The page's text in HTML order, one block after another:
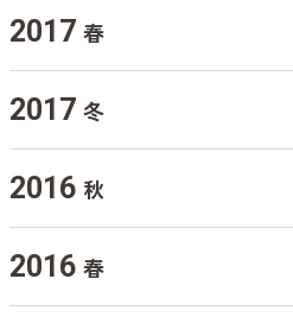
2017 春
2017 冬
2016 秋
2016 春